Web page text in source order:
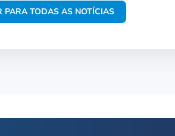
PARA TODAS AS NOTÍCIAS